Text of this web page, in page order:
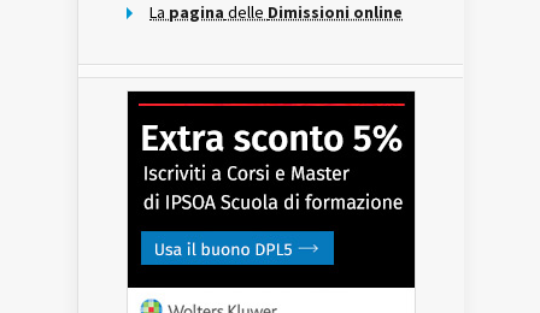
La pagina delle Dimissioni online